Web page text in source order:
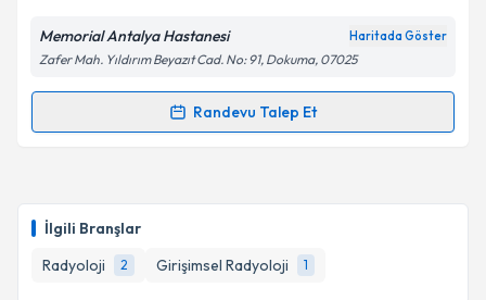
İlgili Branşlar
Radyoloji
2 Girişimsel Radyoloji 1
Kişisel verilerimin işlenmesine ilişkin
Aydınlatma
Metni'ni okudum ve kişisel verilerimin belirtilen
kapsamda işlenmesini kabul ediyorum.
Memorial Antalya Hastanesi Haritada Göster
Zafer Mah. Yıldırım Beyazıt Cad. No: 91, Dokuma, 07025
Randevu Talep Et
Randevu Takvimi Talebi
takvim hazırlandığında e-posta ile bilgilendireceğiz.
E-posta Adresiniz